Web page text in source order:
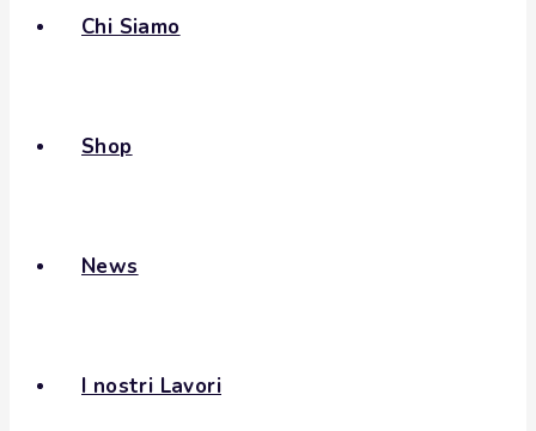
Chi Siamo
Shop
News
I nostri Lavori